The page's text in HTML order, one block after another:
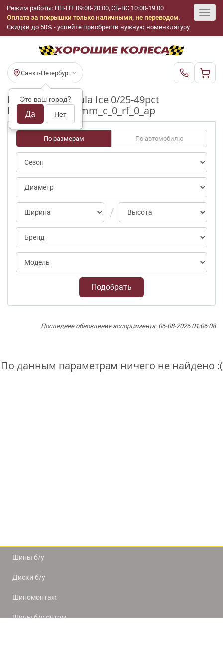
Режим работы: ПН-ПТ 09:00-20:00, СБ-ВС 10:00-19:00
Оплата за покрышки только наличными, не переводом.
Скидки до 50% - успейте приобрести нужную номенклатуру.
Санкт-Петербург
Это ваш город?
Да Нет
Шины бу Formula Ice 0/25-49pct
R15_195_65_6-7mm_c_0_rf_0_ap
По размерам По автомобилю
Подобрать
Последнее обновление ассортимента: 06-08-2026 01:06:08
По данным параметрам ничего не найдено :(
Шины б/у
Диски б/у
Шиномонтаж
Шины б/у оптом